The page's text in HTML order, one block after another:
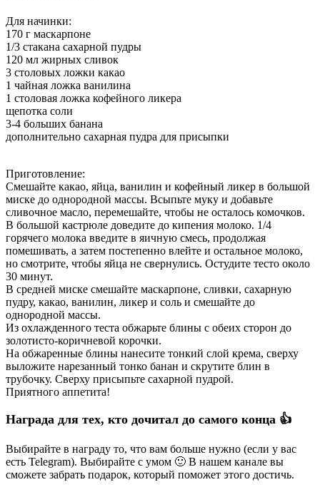
Для начинки:
170 г маскарпоне
1/3 стакана сахарной пудры
120 мл жирных сливок
3 столовых ложки какао
1 чайная ложка ванилина
1 столовая ложка кофейного ликера
щепотка соли
3-4 больших банана
дополнительно сахарная пудра для присыпки
Приготовление:
Смешайте какао, яйца, ванилин и кофейный ликер в большой
миске до однородной массы. Всыпьте муку и добавьте
сливочное масло, перемешайте, чтобы не осталось комочков.
В большой кастрюле доведите до кипения молоко. 1/4
горячего молока введите в яичную смесь, продолжая
помешивать, а затем постепенно влейте и остальное молоко,
но смотрите, чтобы яйца не свернулись. Остудите тесто около
30 минут.
В средней миске смешайте маскарпоне, сливки, сахарную
пудру, какао, ванилин, ликер и соль и смешайте до
однородной массы.
Из охлажденного теста обжарьте блины с обеих сторон до
золотисто-коричневой корочки.
На обжаренные блины нанесите тонкий слой крема, сверху
выложите нарезанный тонко банан и скрутите блин в
трубочку. Сверху присыпьте сахарной пудрой.
Приятного аппетита!
Награда для тех, кто дочитал до самого конца 👍
Выбирайте в награду то, что вам больше нужно (если у вас
есть Telegram). Выбирайте с умом 🙂 В нашем канале вы
сможете забрать подарок, который поможет этого достичь.